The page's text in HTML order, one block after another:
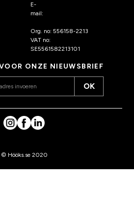
E-
mail:
Org. no: 556158-2213
VAT no:
SE5561582213101
ONZE NIEUWSBRIEF
OK
© Hööks.se 2020